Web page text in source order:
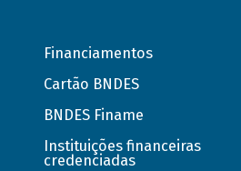
Financiamentos
Cartão BNDES
BNDES Finame
Instituições financeiras
credenciadas